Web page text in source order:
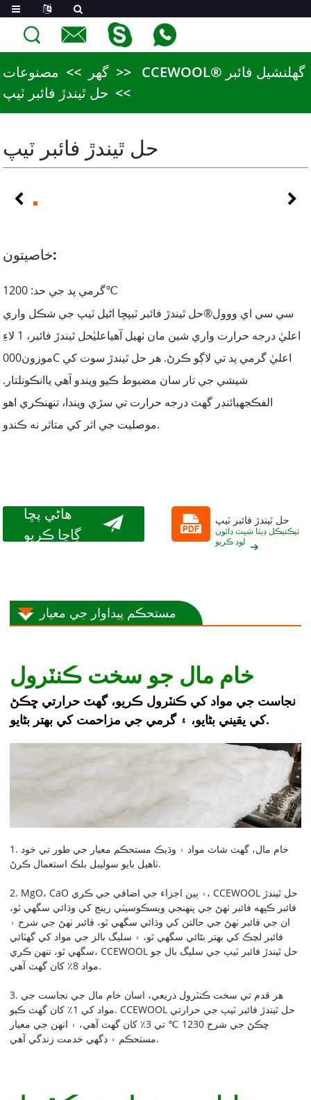
گھر مصنوعات
CCEWOOL® گھلنشيل فائبر
حل ٿيندڙ فائبر ٽيپ
حل ٿيندڙ فائبر ٽيپ
خاصيتون:
گرمي پد جي حد: 1200℃
سي سي اي ووول®حل ٿيندڙ فائبر ٽيپڇا اڻيل ٽيپ جي شڪل واري
اعليٰ درجه حرارت واري شين مان ٺهيل آهياعليٰ
حل ٿيندڙ فائبر، 1 لاءِ
موزون
000C اعليٰ گرمي پد تي لاڳو ڪرڻ. هر حل ٿيندڙ سوت کي
شيشي جي تار سان مضبوط ڪيو ويندو آهي ياانڪونلتار.
الفڪجھبائنڊر گهٽ درجه حرارت تي سڙي ويندا، تنهنڪري اهو
موصليت جي اثر کي متاثر نه ڪندو.
هاڻي پڇا
ڳاڇا ڪريو
حل ٿيندڙ فائبر ٽيپ
ٽيڪنيڪل ڊيٽا شيٽ ڊائون
لوڊ ڪريو
مستحڪم پيداوار جي معيار
خام مال جو سخت ڪنٽرول
نجاست جي مواد کي ڪنٽرول ڪريو، گهٽ حرارتي ڇڪڻ
کي يقيني بڻايو، ۽ گرمي جي مزاحمت کي بهتر بڻايو.
1. خام مال، گهٽ شاٽ مواد ۽ وڌيڪ مستحڪم معيار جي طور تي خود
ٺاهيل بايو سوليبل بلڪ استعمال ڪرڻ.
2. MgO، CaO ۽ ٻين اجزاء جي اضافي جي ڪري، CCEWOOL حل ٿيندڙ
فائبر ڪپهه فائبر ٺهڻ جي پنهنجي ويسڪوسيٽي رينج کي وڌائي سگھي ٿو،
ان جي فائبر ٺهڻ جي حالتن کي وڌائي سگھي ٿو، فائبر ٺهڻ جي شرح ۽
فائبر لچڪ کي بهتر بڻائي سگھي ٿو، ۽ سليگ بالز جي مواد کي گھٽائي
سگھي ٿو، تنهن ڪري، CCEWOOL حل ٿيندڙ فائبر ٽيپ جي سليگ بال جو
مواد 8٪ کان گهٽ آهي.
3. هر قدم تي سخت ڪنٽرول ذريعي، اسان خام مال جي نجاست جي
مواد کي 1٪ کان گهٽ ڪيو. CCEWOOL حل ٿيندڙ فائبر ٽيپ جي حرارتي
ڇڪڻ جي شرح 1230 ℃ تي 3٪ کان گهٽ آهي، ۽ انهن جي معيار
مستحڪم ۽ ڊگهي خدمت زندگي آهي.